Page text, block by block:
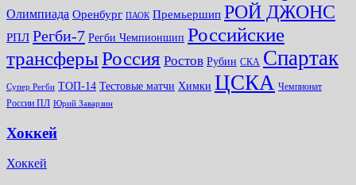
Олимпиада Оренбург ПАОК Премьершип РОЙ ДЖОНС
РПЛ Регби-7 Регби Чемпионшип Российские
трансферыРоссия Ростов Рубин СКА Спартак
Супер Регби ТОП-14 Тестовые матчи Химки ЦСКА Чемпионат
России ПЛ Юрий Заварзин
Хоккей
Хоккей